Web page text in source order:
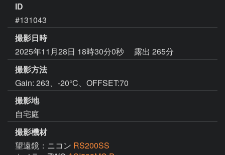
ID
#131043
撮影日時
2025年11月28日 18時30分0秒
露出 265分
撮影方法
Gain: 263、-20°C、OFFSET:70
撮影地
自宅庭
撮影機材
望遠鏡：ニコン RS200SS